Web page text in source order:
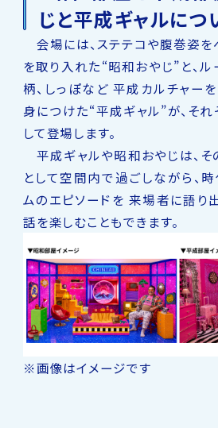
じと平成ギャルにつ
会場には、ステテコや腹巻姿
を取り入れた“昭和おやじ”と、ル
柄、しっぽなど 平成カルチャー
身につけた“平成ギャル”が、そ
して登場します。
平成ギャルや昭和おやじは、
として空間内で過ごしながら、
ムのエピソードを 来場者に語り
話を楽しむこともできます。
※画像はイメージです